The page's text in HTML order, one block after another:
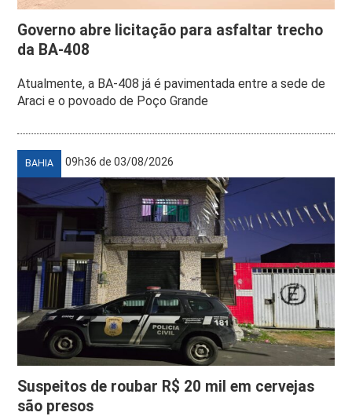
Governo abre licitação para asfaltar trecho
da BA-408
Atualmente, a BA-408 já é pavimentada entre a sede de
Araci e o povoado de Poço Grande
BAHIA 09h36 de 03/08/2026
Suspeitos de roubar R$ 20 mil em cervejas
são presos